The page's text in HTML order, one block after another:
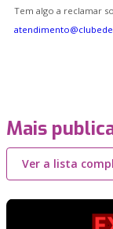
Tem algo a reclamar
Mais
Ver a lista